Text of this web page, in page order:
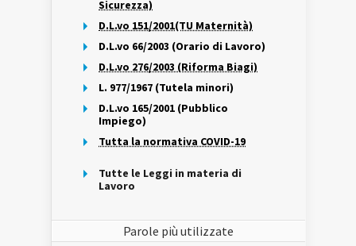
Sicurezza)
D.L.vo 151/2001(TU Maternità)
D.L.vo 66/2003 (Orario di Lavoro)
D.L.vo 276/2003 (Riforma Biagi)
L. 977/1967 (Tutela minori)
D.L.vo 165/2001 (Pubblico
Impiego)
Tutta la normativa COVID-19
Tutte le Leggi in materia di
Lavoro
Parole più utilizzate